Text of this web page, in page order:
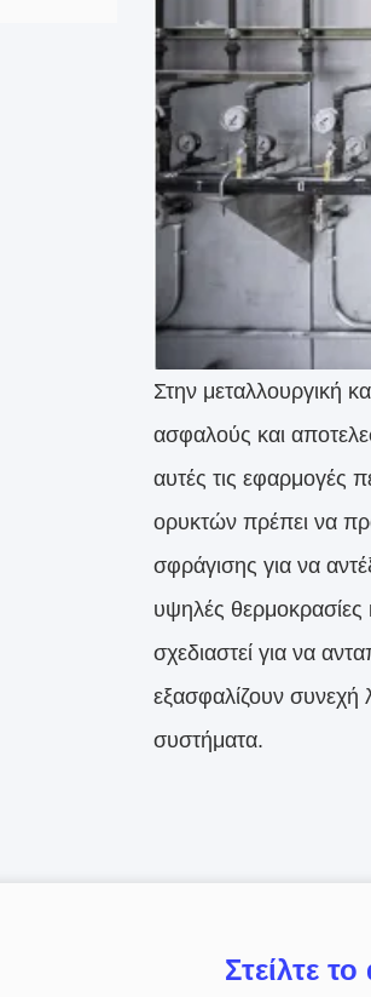
Στην μεταλλουργική
ασφαλούς και
αυτές τις εφαρμογές
ορυκτών πρέπει να
σφράγισης για να
υψηλές θερμοκρασίες
σχεδιαστεί για να
εξασφαλίζουν συνεχή
συστήματα.
Στείλτε